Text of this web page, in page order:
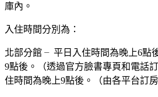
庫內。
入住時間分別為：
北部分館 ╴平日入住時間為晚上6點
9點後。（透過官方臉書專頁和電話
住時間為晚上9點後。（由各平台訂房